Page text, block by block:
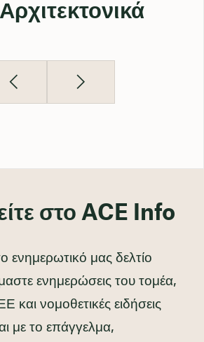
στο ACE Info
ενημερωτικό μας δελτίο
ενημερώσεις του τομέα,
και νομοθετικές ειδήσεις
με το επάγγελμα,